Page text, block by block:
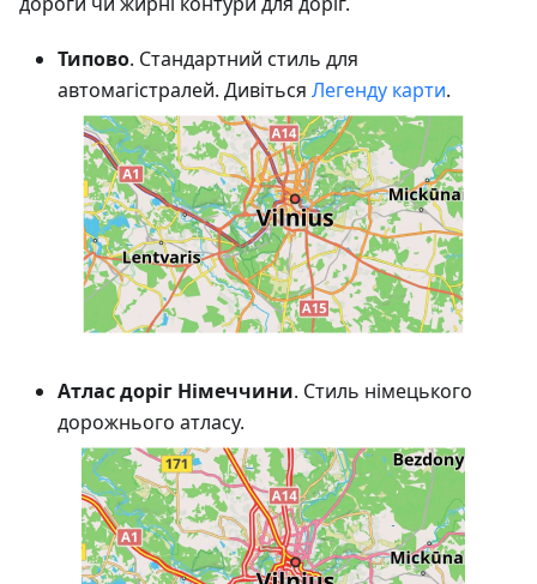
Типово. Стандартний стиль для
автомагістралей. Дивіться Легенду карти.
Атлас доріг Німеччини. Стиль німецького
дорожнього атласу.